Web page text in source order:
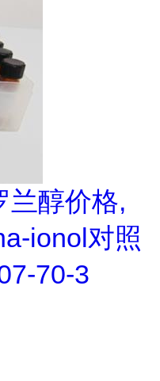
兰醇价格,
ionol对照
70-3